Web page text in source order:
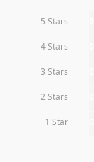
5 Stars
4 Stars
3 Stars
2 Stars
1 Star